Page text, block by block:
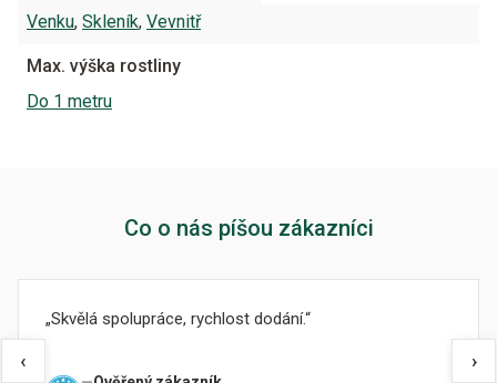
Venku, Skleník, Vevnitř
Max. výška rostliny
Do 1 metru
Co o nás píšou zákazníci
‹
Skvělá spolupráce, rychlost dodání.
›